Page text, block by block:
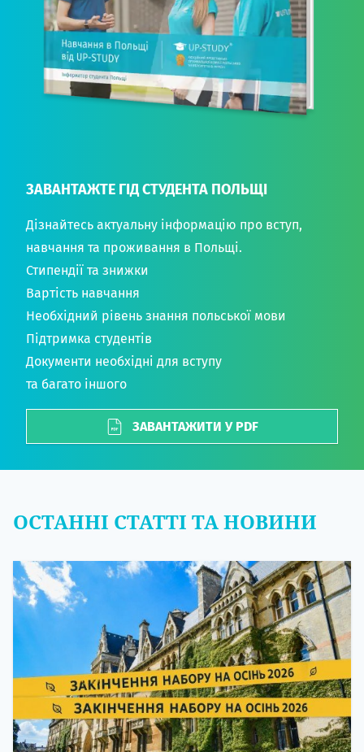
ЗАВАНТАЖТЕ ГІД СТУДЕНТА ПОЛЬЩІ
Дізнайтесь актуальну інформацію про вступ,
навчання та проживання в Польщі.
Стипендії та знижки
Вартість навчання
Необхідний рівень знання польської мови
Підтримка студентів
Документи необхідні для вступу
та багато іншого
ЗАВАНТАЖИТИ У PDF
ОСТАННІ СТАТТІ ТА НОВИНИ